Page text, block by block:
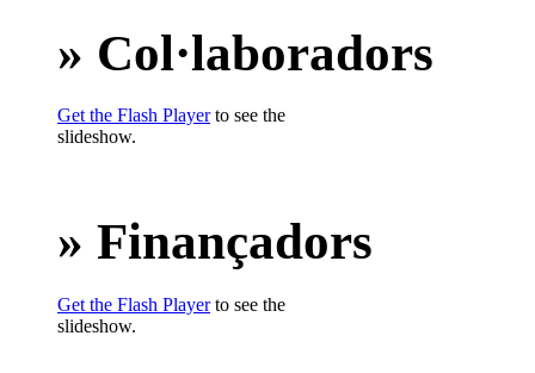
» Col·laboradors
Get the Flash Playerto see the
slideshow.
» Finançadors
Get the Flash Playerto see the
slideshow.